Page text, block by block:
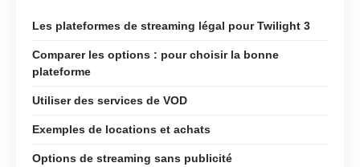
Les plateformes de streaming légal pour Twilight 3
Comparer les options : pour choisir la bonne
plateforme
Utiliser des services de VOD
Exemples de locations et achats
Options de streaming sans publicité